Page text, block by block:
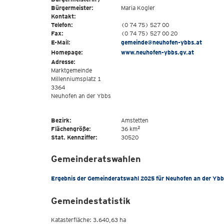
Bürgermeister:
Maria Kogler
Kontakt:
Telefon:
(0 74 75) 527 00
Fax:
(0 74 75) 527 00 20
E-Mail:
gemeinde@neuhofen-ybbs.at
Homepage:
www.neuhofen-ybbs.gv.at
Adresse:
Marktgemeinde
Millenniumsplatz 1
3364
Neuhofen an der Ybbs
Bezirk:
Amstetten
Flächengröße:
36 km2
Stat. Kennziffer: 30520
Gemeinderatswahlen
Ergebnis der Gemeinderatswahl 2025 für Neuhofen an der
Gemeindestatistik
Katasterfläche: 3.640,63 ha